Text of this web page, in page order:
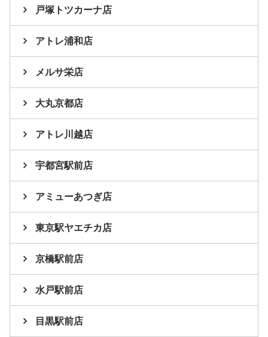
戸塚トツカーナ店
アトレ浦和店
メルサ栄店
大丸京都店
アトレ川越店
宇都宮駅前店
アミューあつぎ店
東京駅ヤエチカ店
京橋駅前店
水戸駅前店
目黒駅前店